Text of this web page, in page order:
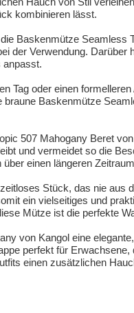
kombinieren lässt.
Baskenmütze
der Verwendung.
anpasst.
Tag oder einen
Baskenmütze
507 Mahogany Beret
und vermeidet so die
einen längeren
Stück, das nie
ein vielseitiges und
Mütze ist die perfekte
von Kangol eine
perfekt für
einen zusätzlichen